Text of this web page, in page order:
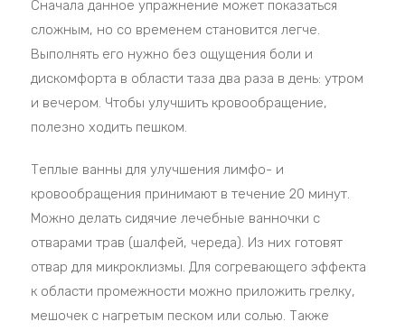
Сначала данное упражнение может показаться
сложным, но со временем становится легче.
Выполнять его нужно без ощущения боли и
дискомфорта в области таза два раза в день: утром
и вечером. Чтобы улучшить кровообращение,
полезно ходить пешком.
Теплые ванны для улучшения лимфо- и
кровообращения принимают в течение 20 минут.
Можно делать сидячие лечебные ванночки с
отварами трав (шалфей, череда). Из них готовят
отвар для микроклизмы. Для согревающего эффекта
к области промежности можно приложить грелку,
мешочек с нагретым песком или солью. Также